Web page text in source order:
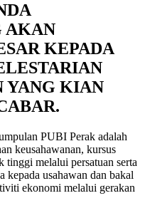
AKAN
KEPADA
YANG KIAN
PUBI Perak adalah
keusahawanan, kursus
tinggi melalui persatuan serta
kepada usahawan dan bakal
ekonomi melalui gerakan